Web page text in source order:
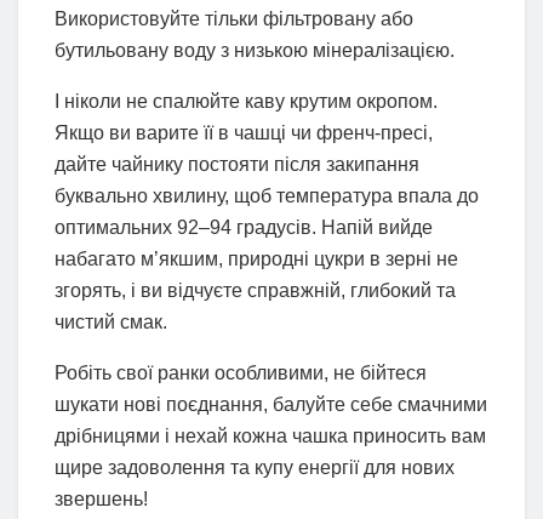
Використовуйте тільки фільтровану або
бутильовану воду з низькою мінералізацією.
І ніколи не спалюйте каву крутим окропом.
Якщо ви варите її в чашці чи френч-пресі,
дайте чайнику постояти після закипання
буквально хвилину, щоб температура впала до
оптимальних 92–94 градусів. Напій вийде
набагато м’якшим, природні цукри в зерні не
згорять, і ви відчуєте справжній, глибокий та
чистий смак.
Робіть свої ранки особливими, не бійтеся
шукати нові поєднання, балуйте себе смачними
дрібницями і нехай кожна чашка приносить вам
щире задоволення та купу енергії для нових
звершень!